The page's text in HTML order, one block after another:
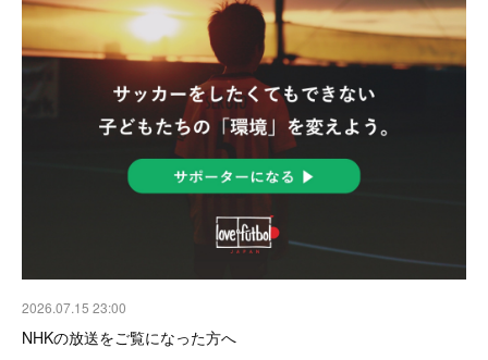
2026.07.15 23:00
NHKの放送をご覧になった方へ